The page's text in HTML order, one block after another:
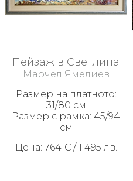
Пейзаж в Светлина
Марчел Ямелиев
Размер на платното:
31/80 см
Размер с рамка: 45/94
см
Цена: 764 € / 1 495 лв.